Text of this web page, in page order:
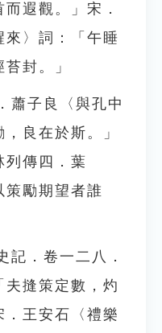
遐觀。」宋．
來〉詞：「午睡
封。」
蕭子良〈與孔中
良在於斯。」
列傳四．葉
策勵期望者誰
記．卷一二八．
摓策定數，灼
王安石〈禮樂